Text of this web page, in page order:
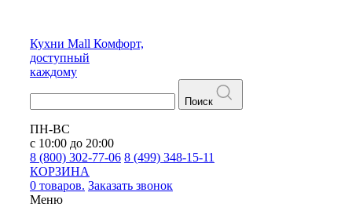
Кухни Mall Комфорт,
доступный
каждому
Поиск
ПН-ВС
с 10:00 до 20:00
8 (800) 302-77-06 8 (499) 348-15-11
КОРЗИНА
0 товаров. Заказать звонок
Меню